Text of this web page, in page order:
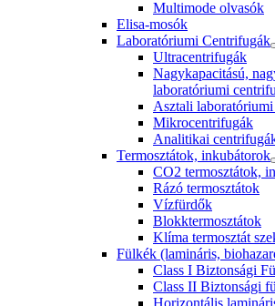
Multimode olvasók
Elisa-mosók
Laboratóriumi Centrifugák
Ultracentrifugák
Nagykapacitású,
laboratóriumi
Asztali
Mikrocentrifugák
Analitikai
Termosztátok, inkubátorok
CO2 termosztátok,
Rázó termosztátok
Vízfürdők
Blokktermosztátok
Klíma termosztát
Fülkék (lamináris,
Class I Biztonsági
Class II Biztonsági
Horizontális